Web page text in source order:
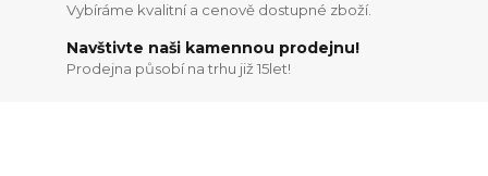
Vybíráme kvalitní a cenově dostupné zboží.
Navštivte naši kamennou prodejnu!
Prodejna působí na trhu již 15let!